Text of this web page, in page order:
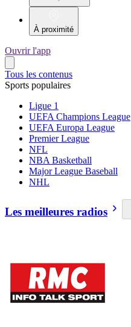
À proximité
Ouvrir l'app
Tous les contenus
Sports populaires
Ligue 1
UEFA Champions League
UEFA Europa League
Premier League
NFL
NBA Basketball
Major League Baseball
NHL
Les meilleures radios